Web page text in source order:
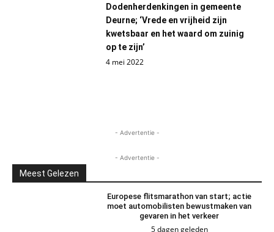
Dodenherdenkingen in gemeente
Deurne; ‘Vrede en vrijheid zijn
kwetsbaar en het waard om zuinig
op te zijn’
4 mei 2022
- Advertentie -
- Advertentie -
Meest Gelezen
Europese flitsmarathon van start; actie
moet automobilisten bewustmaken van
gevaren in het verkeer
5 dagen geleden